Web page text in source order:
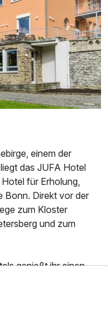
p.P. ab753,00 €
einem der
das JUFA Hotel
für Erholung,
Bonn. Direkt vor der
zum Kloster
und zum
genießt ihr einen
Falken. Ein
im Jahr